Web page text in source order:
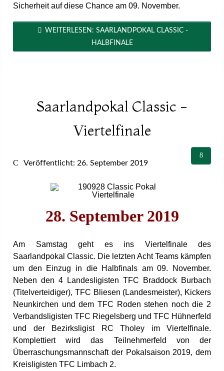
Sicherheit auf diese Chance am 09. November.
WEITERLESEN: SAARLANDPOKAL CLASSIC -
HALBFINALE
Saarlandpokal Classic -
Viertelfinale
Veröffentlicht: 26. September 2019
28. September 2019
Am Samstag geht es ins Viertelfinale des
Saarlandpokal Classic. Die letzten Acht Teams kämpfen
um den Einzug in die Halbfinals am 09. November.
Neben den 4 Landesligisten TFC Braddock Burbach
(Titelverteidiger), TFC Bliesen (Landesmeister), Kickers
Neunkirchen und dem TFC Roden stehen noch die 2
Verbandsligisten TFC Riegelsberg und TFC Hühnerfeld
und der Bezirksligist RC Tholey im Viertelfinale.
Komplettiert wird das Teilnehmerfeld von der
Überraschungsmannschaft der Pokalsaison 2019, dem
Kreisligisten TFC Limbach 2.